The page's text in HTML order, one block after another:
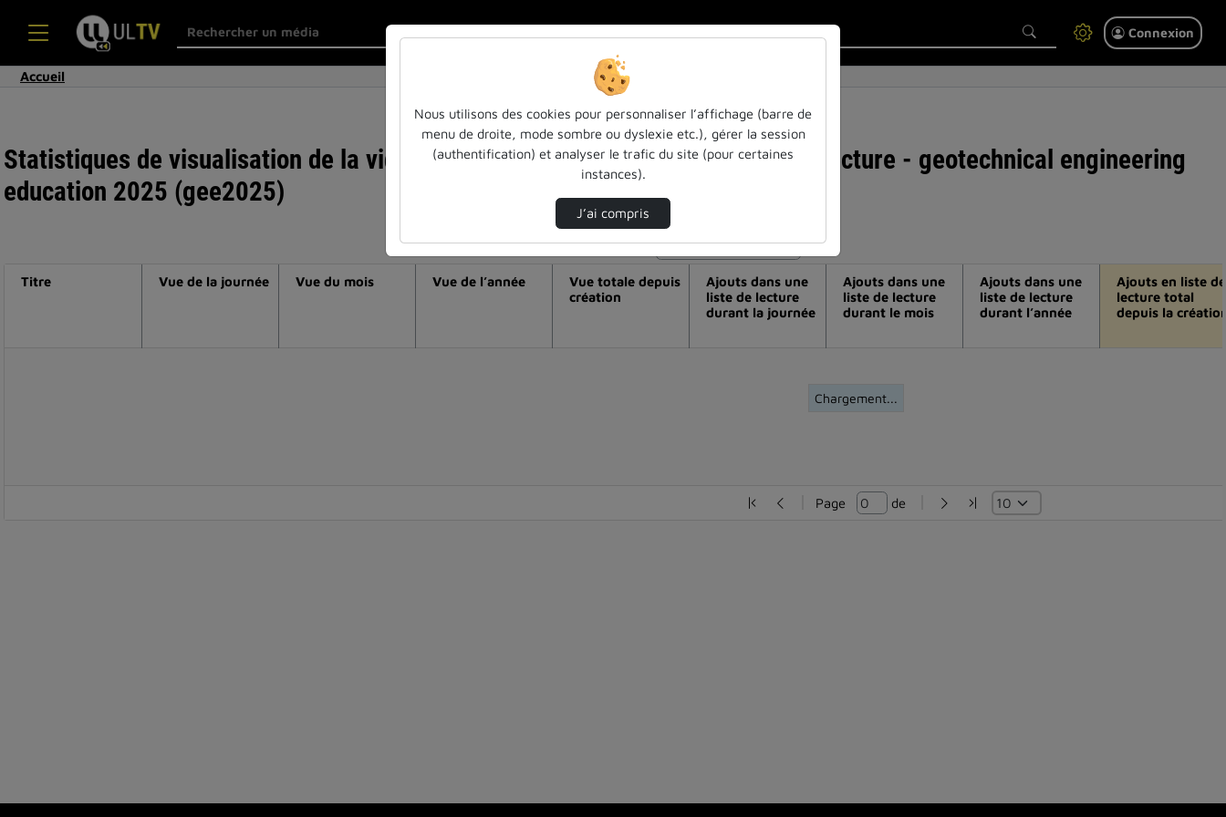
Connexion
Accueil
Statistiques de visualisation de la vidéo J. case (virginia tech, usa) - keynote lecture - geotechnical engineering
education 2025 (gee2025)
Modifier la période de visualisation
Chargement...
Titre Vue de la journée Vue du mois Vue de l’année
Vue totale depuis
création
Ajouts dans une
liste de lecture
durant la journée
Ajouts dans une
liste de lecture
durant le mois
Ajouts dans une
liste de lecture
durant l’année
Ajouts en liste de
lecture total
depuis la
Page de
Nous utilisons des cookies pour personnaliser l’affichage (barre de
menu de droite, mode sombre ou dyslexie etc.), gérer la session
(authentification) et analyser le trafic du site (pour certaines
instances).
J’ai compris